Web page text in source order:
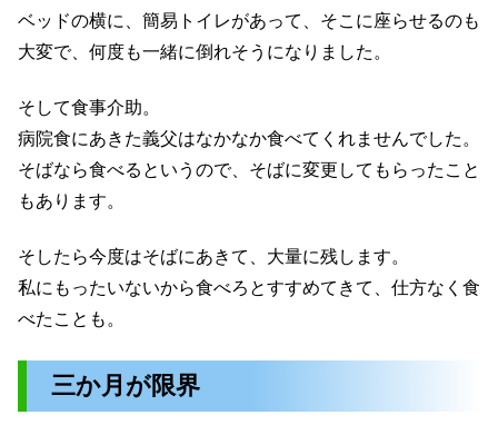
ベッドの横に、簡易トイレがあって、そこに座らせるのも
大変で、何度も一緒に倒れそうになりました。
そして食事介助。
病院食にあきた義父はなかなか食べてくれませんでした。
そばなら食べるというので、そばに変更してもらったこと
もあります。
そしたら今度はそばにあきて、大量に残します。
私にもったいないから食べろとすすめてきて、仕方なく食
べたことも。
三か月が限界